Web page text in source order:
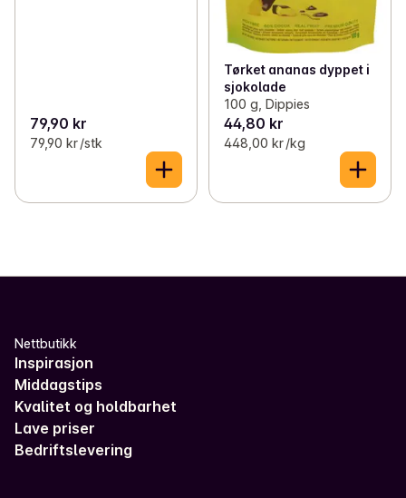
79,90 kr
79,90 kr /stk
Tørket ananas dyppet i
sjokolade
100 g, Dippies
44,80 kr
448,00 kr /kg
Nettbutikk
Inspirasjon
Middagstips
Kvalitet og holdbarhet
Lave priser
Bedriftslevering